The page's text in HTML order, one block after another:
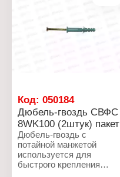
Код: 050184
Дюбель-гвоздь СВФС
8WK100 (2штук) пакет
Дюбель-гвоздь с
потайной манжетой
используется для
быстрого крепления